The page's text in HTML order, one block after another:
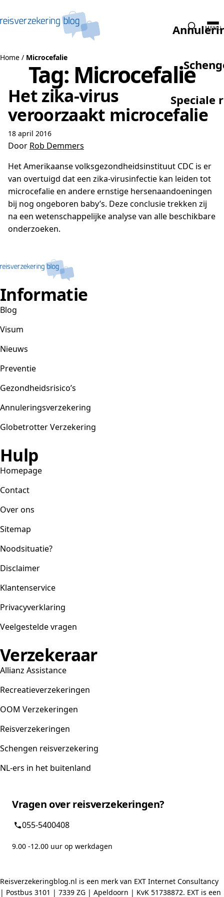
Speciale
MENU
Home / Microcefalie
Tag: Microcefalie
Het zika-virus
veroorzaakt microcefalie
18 april 2016
Door Rob Demmers
Het Amerikaanse volksgezondheidsinstituut CDC is er
van overtuigd dat een zika-virusinfectie kan leiden tot
microcefalie en andere ernstige hersenaandoeningen
bij nog ongeboren baby’s. Deze conclusie trekken zij
na een wetenschappelijke analyse van alle beschikbare
onderzoeken.
Informatie
Blog
Visum
Nieuws
Preventie
Gezondheidsrisico’s
Annuleringsverzekering
Globetrotter Verzekering
Hulp
Homepage
Contact
Over ons
Sitemap
Noodsituatie?
Disclaimer
Klantenservice
Privacyverklaring
Veelgestelde vragen
Verzekeraar
Allianz Assistance
Recreatieverzekeringen
OOM Verzekeringen
Reisverzekeringen
Schengen reisverzekering
NL-ers in het buitenland
Vragen over reisverzekeringen?
055-5400408
9.00 -12.00 uur op werkdagen
Reisverzekeringblog.nl is een merk van EXT Internet Consultancy
| Postbus 3101 | 7339 ZG | Apeldoorn | KvK 51738872. EXT is een